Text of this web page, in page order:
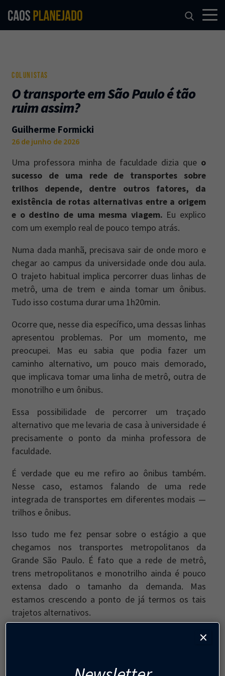
NewsletterCaos Planejado.
Inscreva-se na newsletter do Caos Planejado e
receba todas as nossas novidades.
INSCREVER-SE
COLUNISTAS
O transporte em São Paulo é tão
ruim assim?
Guilherme Formicki
26 de junho de 2026
Uma professora minha de faculdade dizia que o
sucesso de uma rede de transportes sobre
trilhos depende, dentre outros fatores, da
existência de rotas alternativas entre a origem
e o destino de uma mesma viagem. Eu explico
com um exemplo real de pouco tempo atrás.
Numa dada manhã, precisava sair de onde moro e
chegar ao campus da universidade onde dou aula.
O trajeto habitual implica percorrer duas linhas de
metrô, uma de trem e ainda tomar um ônibus.
Tudo isso costuma durar uma 1h20min.
Ocorre que, nesse dia específico, uma dessas linhas
apresentou problemas. Por um momento, me
preocupei. Mas eu sabia que podia fazer um
caminho alternativo, um pouco mais demorado,
que implicava tomar uma linha de metrô, outra de
monotrilho e um ônibus.
Essa possibilidade de percorrer um traçado
alternativo que me levaria de casa à universidade é
precisamente o ponto da minha professora de
faculdade.
É verdade que eu me refiro ao ônibus também.
Nesse caso, estamos falando de uma rede
integrada de transportes em diferentes modais —
trilhos e ônibus.
Isso tudo me fez pensar sobre o estágio a que
chegamos nos transportes metropolitanos da
Grande São Paulo. É fato que a rede de metrô,
trens metropolitanos e monotrilho ainda é pouco
extensa dado o tamanho da demanda. Mas
estamos crescendo a ponto de já termos os tais
trajetos alternativos.
Também é fato que ocorrem muitas falhas na rede
×